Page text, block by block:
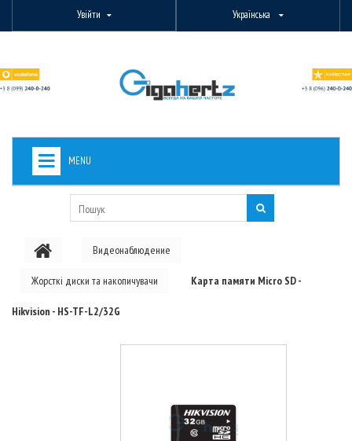
Увійти Українська
MENU
PON ОБЛАДНАННЯ
Видеонаблюдение
Жорсткі диски та накопичувачи Карта памяти Micro SD -
Hikvision - HS-TF-L2/32G